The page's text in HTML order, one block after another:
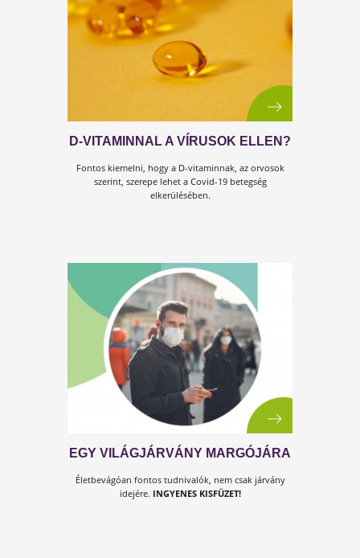
D-VITAMINNAL A VÍRUSOK
Fontos kiemelni, hogy a D-vitaminnak, az orvosok
szerint, szerepe lehet a Covid-19 betegség
elkerülésében.